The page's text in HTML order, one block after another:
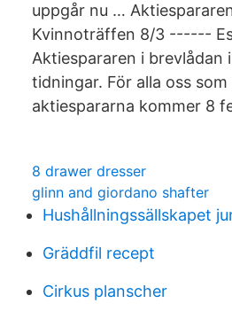
uppgår nu …
Kvinnoträffen 8/3 ------
Aktiespararen i brevlådan
tidningar. För alla oss
aktiespararna kommer 8
8 drawer dresser
glinn and giordano shafter
Hushållningssällskapet
Gräddfil recept
Cirkus planscher